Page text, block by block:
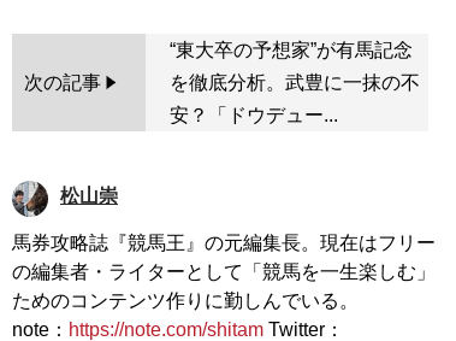
次の記事
“東大卒の予想家”が有馬記念
を徹底分析。武豊に一抹の不
安？「ドウデュー...
松山崇
馬券攻略誌『競馬王』の元編集長。現在はフリー
の編集者・ライターとして「競馬を一生楽しむ」
ためのコンテンツ作りに勤しんでいる。
note： https://note.com/shitam Twitter：